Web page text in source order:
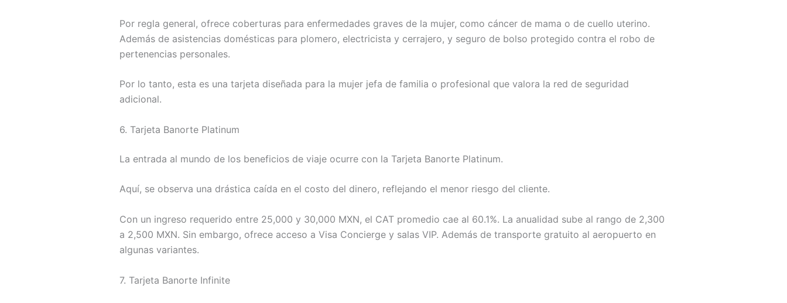
Por regla general, ofrece coberturas para enfermedades graves de la mujer, como cáncer de mama o de cuello uterino.
Además de asistencias domésticas para plomero, electricista y cerrajero, y seguro de bolso protegido contra el robo de
pertenencias personales.
Por lo tanto, esta es una tarjeta diseñada para la mujer jefa de familia o profesional que valora la red de seguridad
adicional.
6. Tarjeta Banorte Platinum
La entrada al mundo de los beneficios de viaje ocurre con la Tarjeta Banorte Platinum.
Aquí, se observa una drástica caída en el costo del dinero, reflejando el menor riesgo del cliente.
Con un ingreso requerido entre 25,000 y 30,000 MXN, el CAT promedio cae al 60.1%. La anualidad sube al rango de 2,300
a 2,500 MXN. Sin embargo, ofrece acceso a Visa Concierge y salas VIP. Además de transporte gratuito al aeropuerto en
algunas variantes.
7. Tarjeta Banorte Infinite